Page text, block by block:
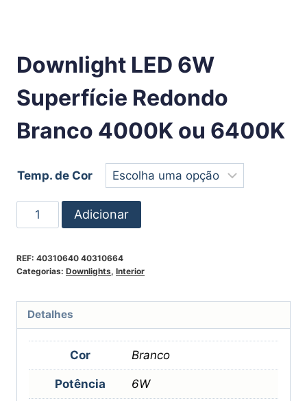
Downlight LED 6W
Superfície Redondo
Branco 4000K ou 6400K
Temp. de Cor
Adicionar
REF: 40310640 40310664
Categorias: Downlights, Interior
Detalhes
Cor Branco
Potência 6W